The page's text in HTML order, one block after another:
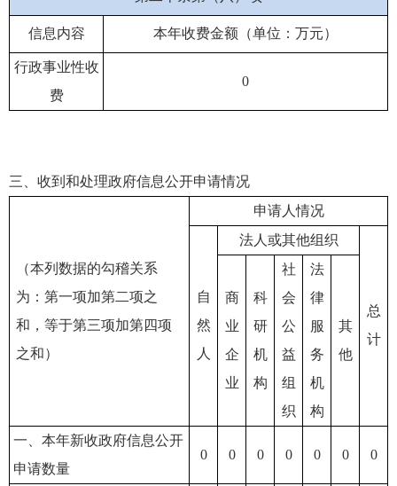
信息内容 本年收费金额（单位：万元）
行政事业性收
费
0
三、收到和处理政府信息公开申请情况
（本列数据的勾稽关系
为：第一项加第二项之
和，等于第三项加第四项
之和）
申请人情况
自
然
人
法人或其他组织
总
计
商
业
企
业
科
研
机
构
社
会
公
益
组
织
法
律
服
务
机
构
其
他
一、本年新收政府信息公开
申请数量
0 0 0 0 0 0 0